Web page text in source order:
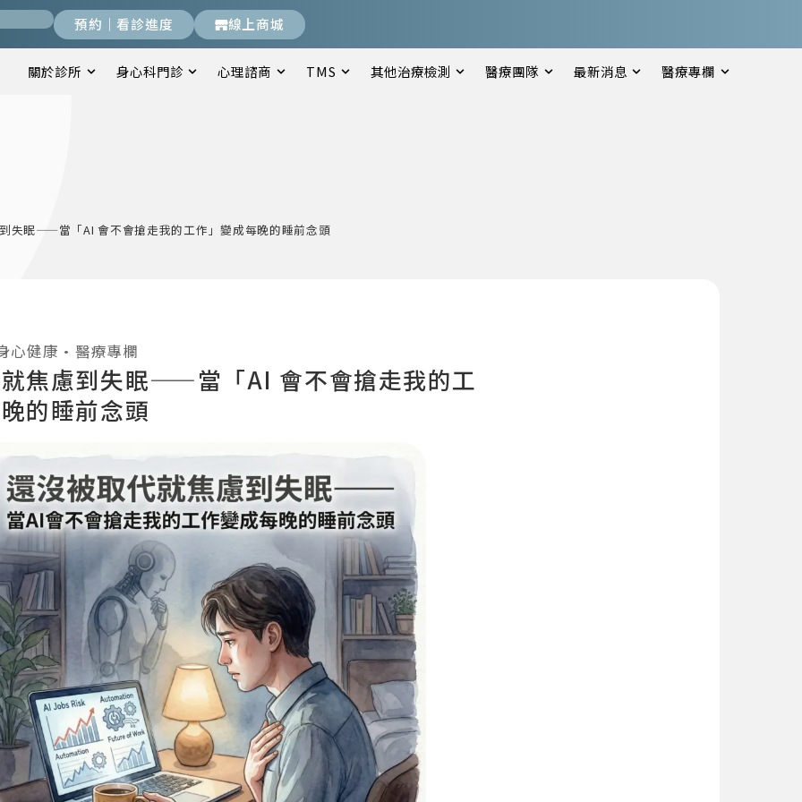
預約｜看診進度 線上商城
關於診所 身心科門診 心理諮商 TMS 其他治療檢測 醫療團隊 最新消息 醫療專欄
失眠——當「AI 會不會搶走我的工作」變成每晚的睡前念頭
心健康 •醫療專欄
焦慮到失眠——當「AI 會不會搶走我的工
的睡前念頭